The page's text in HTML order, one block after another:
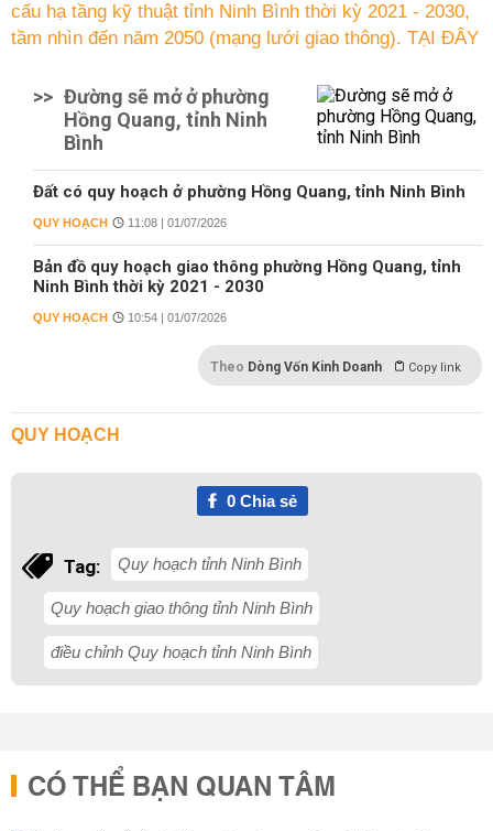
cấu hạ tầng kỹ thuật tỉnh Ninh Bình thời kỳ 2021 - 2030,
tầm nhìn đến năm 2050 (mạng lưới giao thông). TẠI ĐÂY
>> Đường sẽ mở ở phường
Hồng Quang, tỉnh Ninh
Bình
Đất có quy hoạch ở phường Hồng Quang, tỉnh Ninh Bình
QUY HOẠCH 11:08 | 01/07/2026
Bản đồ quy hoạch giao thông phường Hồng Quang, tỉnh
Ninh Bình thời kỳ 2021 - 2030
QUY HOẠCH 10:54 | 01/07/2026
Theo Dòng Vốn Kinh Doanh Copy link
QUY HOẠCH
0Chia sẻ
Tag: Quy hoạch tỉnh Ninh Bình
Quy hoạch giao thông tỉnh Ninh Bình
điều chỉnh Quy hoạch tỉnh Ninh Bình
CÓ THỂ BẠN QUAN TÂM